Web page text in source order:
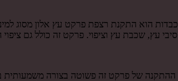
הוא התקנת רצפת פרקט עץ אלון מסוג
עץ, שכבת עץ וציפוי. פרקט זה כולל גם
ההתקנה של פרקט זה פשוטה בצורה